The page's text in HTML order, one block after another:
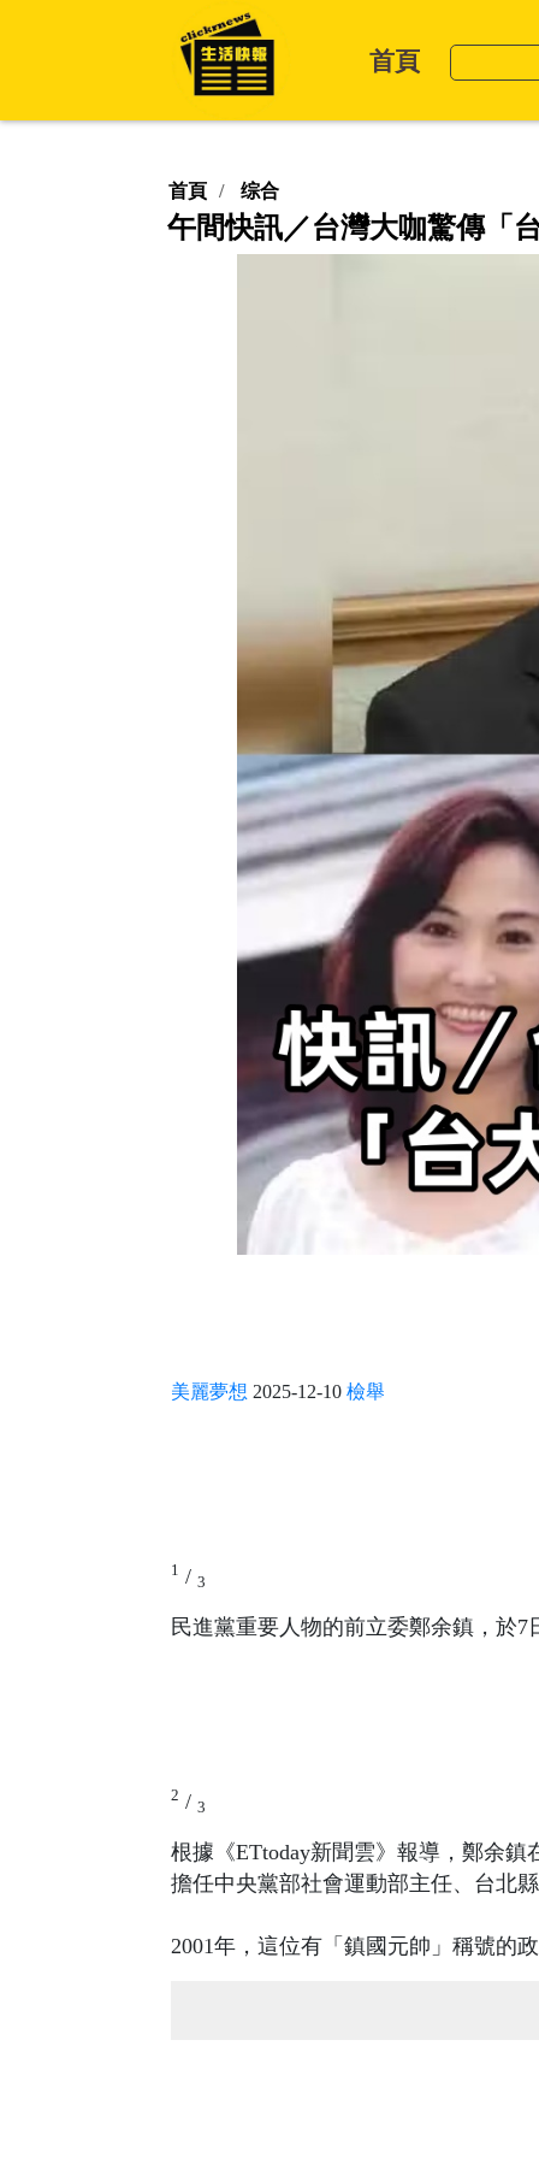
首頁
首頁 综合
午間快訊／台灣大咖驚傳「
美麗夢想 2025-12-10 檢舉
1 / 3
民進黨重要人物的前立委鄭余鎮，於
2 / 3
根據《ETtoday新聞雲》報導，鄭余
擔任中央黨部社會運動部主任、台北
2001年，這位有「鎮國元帥」稱號的